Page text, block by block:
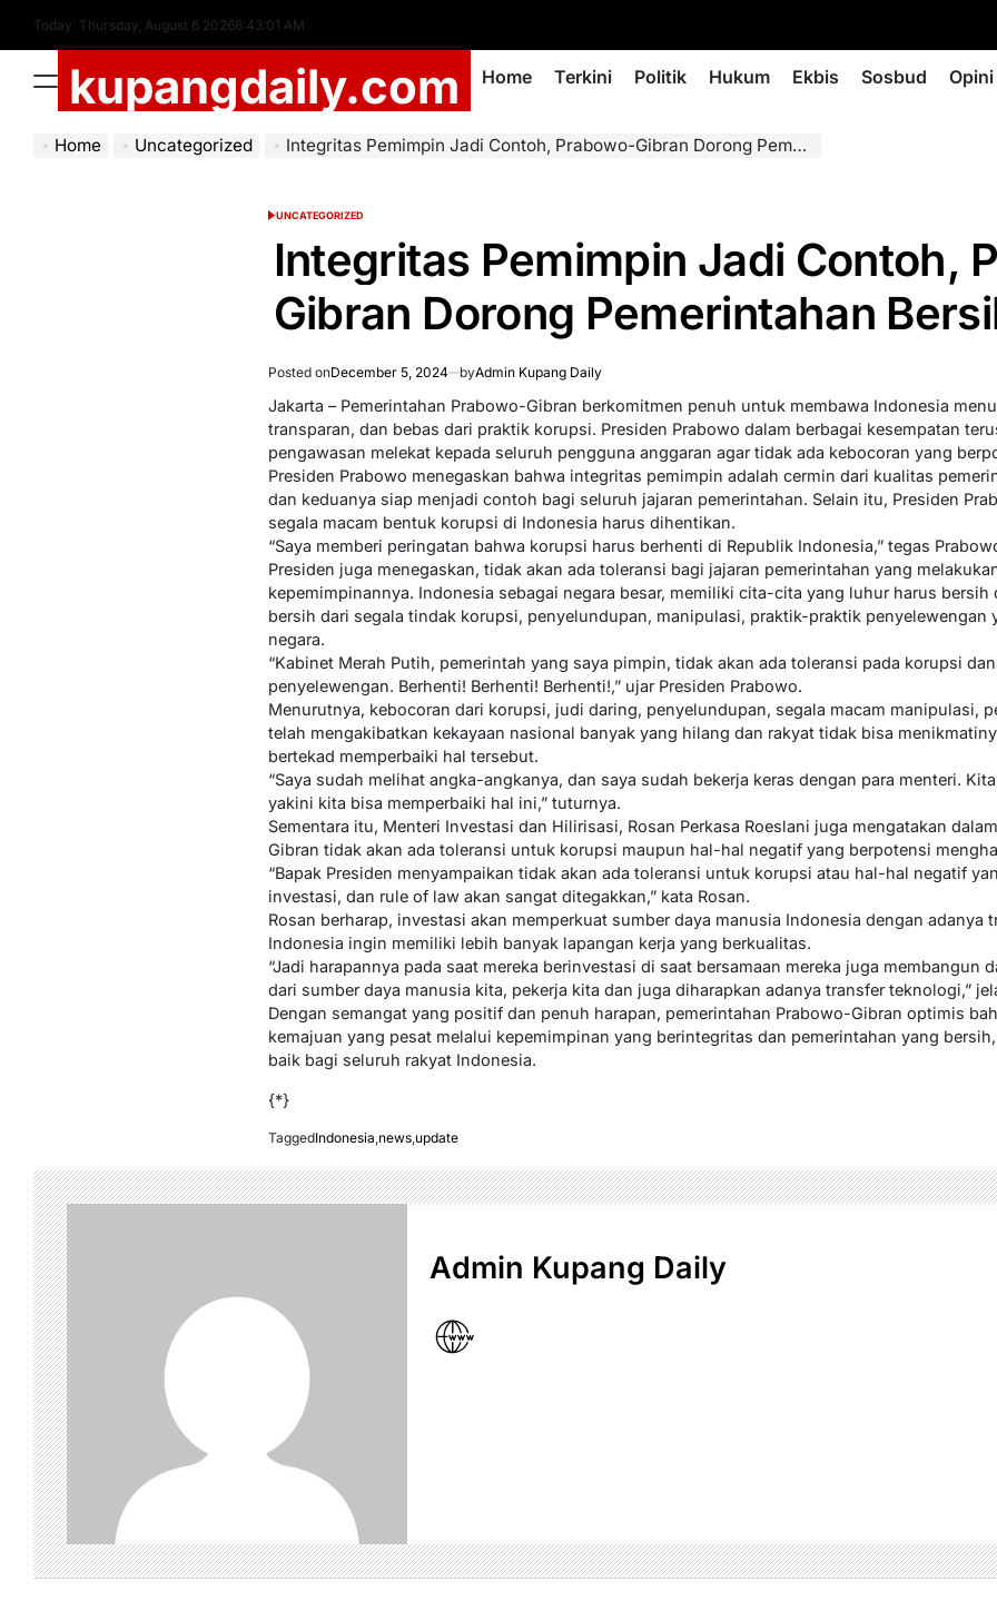
content
Today: Thursday, August 6 20266:43:02 AM
Menukupangdaily.com Home Terkini Politik Hukum Ekbis Sosbud Opini
Home Uncategorized Integritas Pemimpin Jadi Contoh, Prabowo-Gibran Dorong Pemerintahan Bersih
POSTED
UNCATEGORIZED
Integritas Pemimpin Jadi Contoh,
Gibran Dorong Pemerintahan
Posted onDecember 5, 2024 byAdmin Kupang Daily
Jakarta – Pemerintahan Prabowo-Gibran berkomitmen penuh untuk membawa Indonesia
transparan, dan bebas dari praktik korupsi. Presiden Prabowo dalam berbagai kesempatan
pengawasan melekat kepada seluruh pengguna anggaran agar tidak ada kebocoran yang
Presiden Prabowo menegaskan bahwa integritas pemimpin adalah cermin dari kualitas
dan keduanya siap menjadi contoh bagi seluruh jajaran pemerintahan. Selain itu, Presiden
segala macam bentuk korupsi di Indonesia harus dihentikan.
“Saya memberi peringatan bahwa korupsi harus berhenti di Republik Indonesia,” tegas
Presiden juga menegaskan, tidak akan ada toleransi bagi jajaran pemerintahan yang
kepemimpinannya. Indonesia sebagai negara besar, memiliki cita-cita yang luhur harus bersih
bersih dari segala tindak korupsi, penyelundupan, manipulasi, praktik-praktik penyelewengan
negara.
“Kabinet Merah Putih, pemerintah yang saya pimpin, tidak akan ada toleransi pada korupsi
penyelewengan. Berhenti! Berhenti! Berhenti!,” ujar Presiden Prabowo.
Menurutnya, kebocoran dari korupsi, judi daring, penyelundupan, segala macam manipulasi,
telah mengakibatkan kekayaan nasional banyak yang hilang dan rakyat tidak bisa
bertekad memperbaiki hal tersebut.
“Saya sudah melihat angka-angkanya, dan saya sudah bekerja keras dengan para menteri.
yakini kita bisa memperbaiki hal ini,” tuturnya.
Sementara itu, Menteri Investasi dan Hilirisasi, Rosan Perkasa Roeslani juga mengatakan
Gibran tidak akan ada toleransi untuk korupsi maupun hal-hal negatif yang berpotensi
“Bapak Presiden menyampaikan tidak akan ada toleransi untuk korupsi atau hal-hal negatif
investasi, dan rule of law akan sangat ditegakkan,” kata Rosan.
Rosan berharap, investasi akan memperkuat sumber daya manusia Indonesia dengan adanya
Indonesia ingin memiliki lebih banyak lapangan kerja yang berkualitas.
“Jadi harapannya pada saat mereka berinvestasi di saat bersamaan mereka juga membangun
dari sumber daya manusia kita, pekerja kita dan juga diharapkan adanya transfer teknologi,”
Dengan semangat yang positif dan penuh harapan, pemerintahan Prabowo-Gibran optimis
kemajuan yang pesat melalui kepemimpinan yang berintegritas dan pemerintahan yang
baik bagi seluruh rakyat Indonesia.
{*}
TaggedIndonesia,news,update
Admin Kupang Daily